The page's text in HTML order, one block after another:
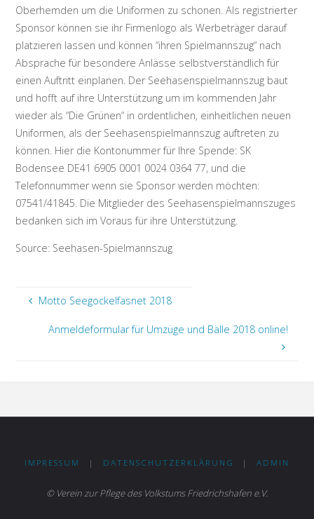
Oberhemden um die Uniformen zu schonen. Als registrierter
Sponsor können sie ihr Firmenlogo als Werbeträger darauf
platzieren lassen und können “ihren Spielmannszug“ nach
Absprache für besondere Anlässe selbstverständlich für
einen Auftritt einplanen. Der Seehasenspielmannszug baut
und hofft auf ihre Unterstützung um im kommenden Jahr
wieder als “Die Grünen“ in ordentlichen, einheitlichen neuen
Uniformen, als der Seehasenspielmannszug auftreten zu
können. Hier die Kontonummer für Ihre Spende: SK
Bodensee DE41 6905 0001 0024 0364 77, und die
Telefonnummer wenn sie Sponsor werden möchten:
07541/41845. Die Mitglieder des Seehasenspielmannszuges
bedanken sich im Voraus für ihre Unterstützung.
Source: Seehasen-Spielmannszug
Motto Seegockelfasnet 2018
Anmeldeformular für Umzüge und Bälle 2018 online!
IMPRESSUM | DATENSCHUTZERKLÄRUNG | ADMIN
© Verein zur Pflege des Volkstums Friedrichshafen e.V.